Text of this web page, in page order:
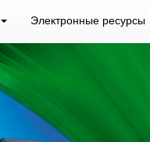
Электронные ресурсы